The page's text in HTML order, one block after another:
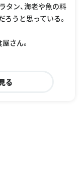
タン、海老や魚の料
ろうと思っている。
さん。
る